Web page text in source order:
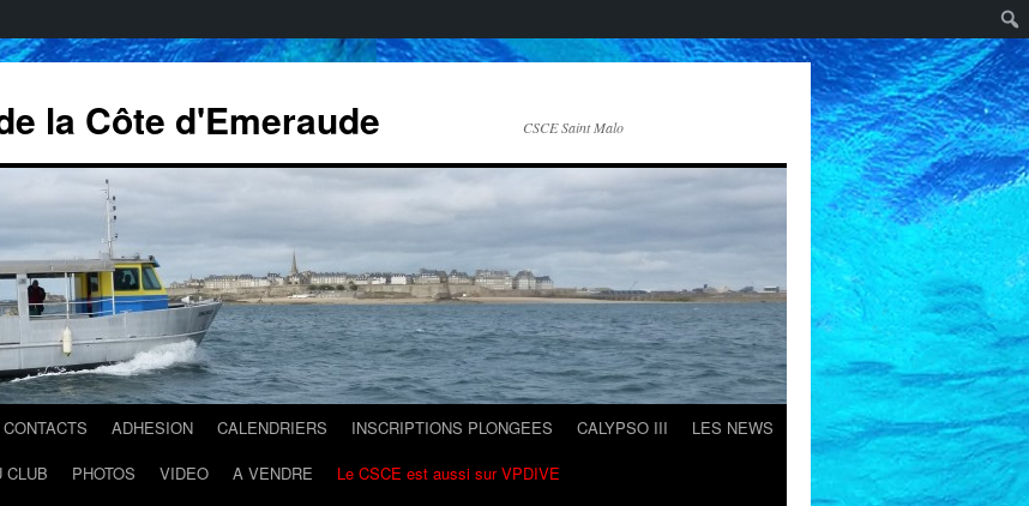
la Côte d'Emeraude CSCE Saint Malo
CONTACTS ADHESION CALENDRIERS INSCRIPTIONS PLONGEES CALYPSO III
LES NEWS
CLUB PHOTOS VIDEO A VENDRE Le CSCE est aussi sur VPDIVE